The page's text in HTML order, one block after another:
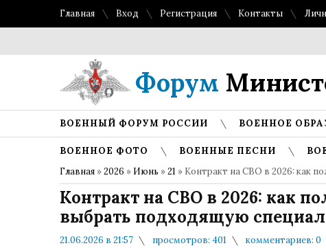
Главная Вход Регистрация Контакты
Топ
Форум
ВОЕННЫЙ ФОРУМ РОССИИ ВОЕННОЕ
ВОЕННОЕ ФОТО ВОЕННЫЕ ПЕСНИ
Главная »2026 » Июнь »21 » Контракт на СВО в 2026: как
Контракт на СВО в 2026: как
выбрать подходящую
21.06.2026 в 21:57 просмотров: 401 комментариев: 0